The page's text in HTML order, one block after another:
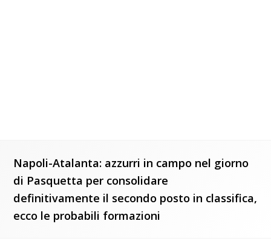
Napoli-Atalanta: azzurri in campo nel giorno
di Pasquetta per consolidare
definitivamente il secondo posto in classifica,
ecco le probabili formazioni